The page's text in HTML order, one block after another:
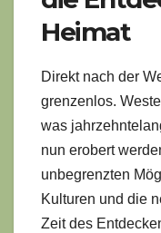
Heimat
Direkt nach der
grenzenlos.
was
nun erobert
unbegrenzten
Kulturen und die
Zeit des